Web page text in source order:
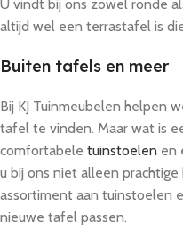
U vindt bij ons zowel ronde
altijd wel een terrastafel is
Buiten tafels en meer
Bij KJ Tuinmeubelen helpen
tafel te vinden. Maar wat is
comfortabele tuinstoelen en
u bij ons niet alleen
assortiment aan tuinstoelen
nieuwe tafel passen.